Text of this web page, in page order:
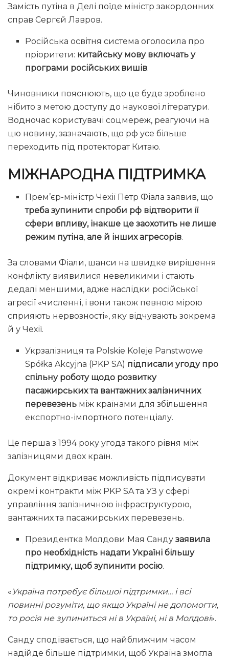
Замість путіна в Делі поїде міністр закордонних
справ Сергєй Лавров.
Російська освітня система оголосила про
пріоритети: китайську мову включать у
програми російських вишів.
Чиновники пояснюють, що це буде зроблено
нібито з метою доступу до наукової літератури.
Водночас користувачі соцмереж, реагуючи на
цю новину, зазначають, що рф усе більше
переходить під протекторат Китаю.
МІЖНАРОДНА ПІДТРИМКА
Прем’єр-міністр Чехії Петр Фіала заявив, що
треба зупинити спроби рф відтворити її
сфери впливу, інакше це заохотить не лише
режим путіна,але й інших агресорів.
За словами Фіали, шанси на швидке вирішення
конфлікту виявилися невеликими і стають
дедалі меншими, адже наслідки російської
агресії «численні, і вони також певною мірою
сприяють нервозності», яку відчувають зокрема
й у Чехії.
Укрзалізниця та Polskie Koleje Panstwowe
Spółka Akcyjna (PKP SA) підписали угоду про
спільну роботу щодо розвитку
пасажирських та вантажних залізничних
перевезень між країнами для збільшення
експортно-імпортного потенціалу.
Це перша з 1994 року угода такого рівня між
залізницями двох країн.
Документ відкриває можливість підписувати
окремі контракти між PKP SA та УЗ у сфері
управління залізничною інфраструктурою,
вантажних та пасажирських перевезень.
Президентка Молдови Мая Сандузаявила
про необхідність надати Україні більшу
підтримку, щоб зупинити росію.
«Україна потребує більшої підтримки… і всі
повинні розуміти, що якщо Україні не допомогти,
то росія не зупиниться ні в Україні, ні в Молдові».
Санду сподівається, що найближчим часом
надійде більше підтримки, щоб Україна змогла